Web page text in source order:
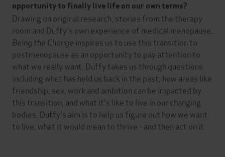
opportunity to finally live life on our own terms?
Drawing on original research, stories from the therapy
room and Duffy's own experience of medical menopause,
Being the Change inspires us to use this transition to
postmenopause as an opportunity to pay attention to
what we really want. Duffy takes us through questions
including what has held us back in the past, how areas like
friendship, sex, work and ambition can be impacted by
this transition, and what it's like to live in our changing
bodies. Duffy's aim is to help us figure out how we want
to live, what it would mean to thrive - and then act on it.